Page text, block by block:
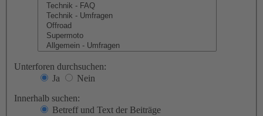
Unterforen durchsuchen:
Ja
Nein
Innerhalb suchen:
Betreff und Text der Beiträge